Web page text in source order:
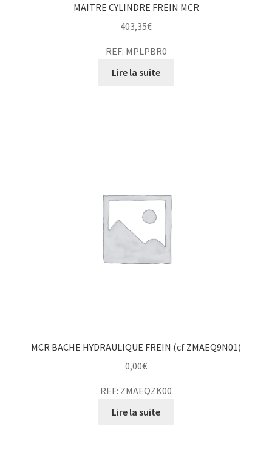
MAITRE CYLINDRE FREIN MCR
403,35€
REF: MPLPBR0
Lire la suite
MCR BACHE HYDRAULIQUE FREIN (cf ZMAEQ9N01)
0,00€
REF: ZMAEQZK00
Lire la suite